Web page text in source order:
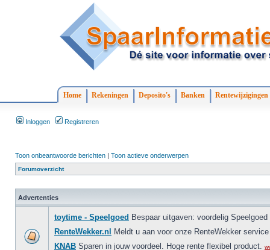
Home Rekeningen Deposito's Banken Rentewijzigingen
Inloggen Registreren
Toon onbeantwoorde berichten | Toon actieve onderwerpen
Forumoverzicht
Advertenties